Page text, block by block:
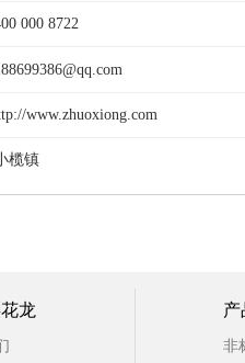
000 8722
www.zhuoxiong.com
榄镇
龙 产
非